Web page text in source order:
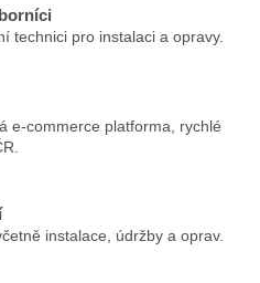
technici pro instalaci a opravy.
e-commerce platforma, rychlé
instalace, údržby a oprav.